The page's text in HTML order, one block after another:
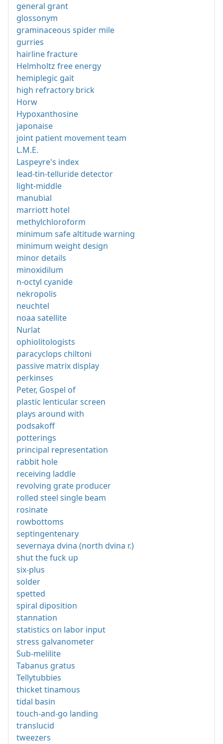
general grant
glossonym
graminaceous spider mile
gurries
hairline fracture
Helmholtz free energy
hemiplegic gait
high refractory brick
Horw
Hypoxanthosine
japonaise
joint patient movement team
L.M.E.
Laspeyre's index
lead-tin-telluride detector
light-middle
manubial
marriott hotel
methylchloroform
minimum safe altitude warning
minimum weight design
minor details
minoxidilum
n-octyl cyanide
nekropolis
neuchtel
noaa satellite
Nurlat
ophiolitologists
paracyclops chiltoni
passive matrix display
perkinses
Peter, Gospel of
plastic lenticular screen
plays around with
podsakoff
potterings
principal representation
rabbit hole
receiving laddle
revolving grate producer
rolled steel single beam
rosinate
rowbottoms
septingentenary
severnaya dvina (north dvina r.)
shut the fuck up
six-plus
solder
spetted
spiral diposition
stannation
statistics on labor input
stress galvanometer
Sub-melilite
Tabanus gratus
Tellytubbies
thicket tinamous
tidal basin
touch-and-go landing
translucid
tweezers